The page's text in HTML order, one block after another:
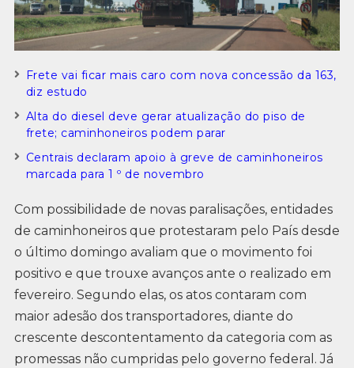
Frete vai ficar mais caro com nova concessão da 163,
diz estudo
Alta do diesel deve gerar atualização do piso de
frete; caminhoneiros podem parar
Centrais declaram apoio à greve de caminhoneiros
marcada para 1 º de novembro
Com possibilidade de novas paralisações, entidades
de caminhoneiros que protestaram pelo País desde
o último domingo avaliam que o movimento foi
positivo e que trouxe avanços ante o realizado em
fevereiro. Segundo elas, os atos contaram com
maior adesão dos transportadores, diante do
crescente descontentamento da categoria com as
promessas não cumpridas pelo governo federal. Já